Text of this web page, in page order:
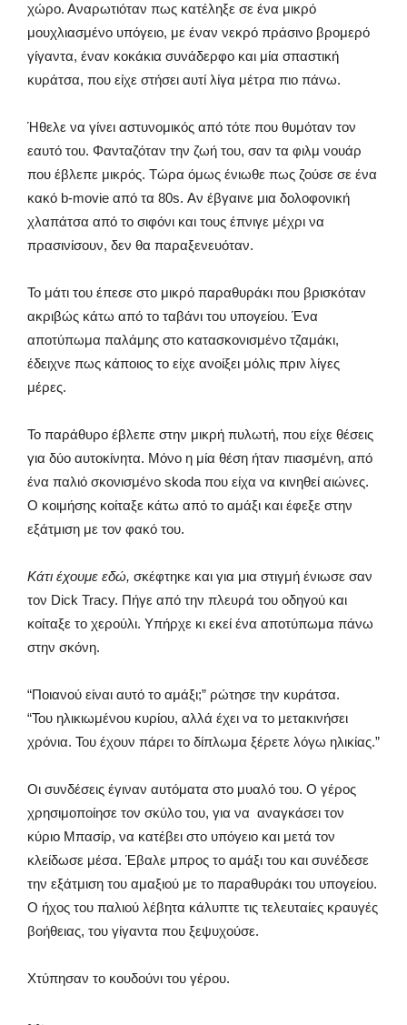
χώρο. Αναρωτιόταν πως κατέληξε σε ένα μικρό
μουχλιασμένο υπόγειο, με έναν νεκρό πράσινο βρομερό
γίγαντα, έναν κοκάκια συνάδερφο και μία σπαστική
κυράτσα, που είχε στήσει αυτί λίγα μέτρα πιο πάνω.
Ήθελε να γίνει αστυνομικός από τότε που θυμόταν τον
εαυτό του. Φανταζόταν την ζωή του, σαν τα φιλμ νουάρ
που έβλεπε μικρός. Τώρα όμως ένιωθε πως ζούσε σε ένα
κακό b-movie από τα 80s. Αν έβγαινε μια δολοφονική
χλαπάτσα από το σιφόνι και τους έπνιγε μέχρι να
πρασινίσουν, δεν θα παραξενευόταν.
Το μάτι του έπεσε στο μικρό παραθυράκι που βρισκόταν
ακριβώς κάτω από το ταβάνι του υπογείου. Ένα
αποτύπωμα παλάμης στο κατασκονισμένο τζαμάκι,
έδειχνε πως κάποιος το είχε ανοίξει μόλις πριν λίγες
μέρες.
Το παράθυρο έβλεπε στην μικρή πυλωτή, που είχε θέσεις
για δύο αυτοκίνητα. Μόνο η μία θέση ήταν πιασμένη, από
ένα παλιό σκονισμένο skoda που είχα να κινηθεί αιώνες.
Ο κοιμήσης κοίταξε κάτω από το αμάξι και έφεξε στην
εξάτμιση με τον φακό του.
Κάτι έχουμε εδώ, σκέφτηκε και για μια στιγμή ένιωσε σαν
τον Dick Tracy. Πήγε από την πλευρά του οδηγού και
κοίταξε το χερούλι. Υπήρχε κι εκεί ένα αποτύπωμα πάνω
στην σκόνη.
“Ποιανού είναι αυτό το αμάξι;” ρώτησε την κυράτσα.
“Του ηλικιωμένου κυρίου, αλλά έχει να το μετακινήσει
χρόνια. Του έχουν πάρει το δίπλωμα ξέρετε λόγω ηλικίας.”
Οι συνδέσεις έγιναν αυτόματα στο μυαλό του. Ο γέρος
χρησιμοποίησε τον σκύλο του, για να αναγκάσει τον
κύριο Μπασίρ, να κατέβει στο υπόγειο και μετά τον
κλείδωσε μέσα. Έβαλε μπρος το αμάξι του και συνέδεσε
την εξάτμιση του αμαξιού με το παραθυράκι του υπογείου.
Ο ήχος του παλιού λέβητα κάλυπτε τις τελευταίες κραυγές
βοήθειας, του γίγαντα που ξεψυχούσε.
Χτύπησαν το κουδούνι του γέρου.